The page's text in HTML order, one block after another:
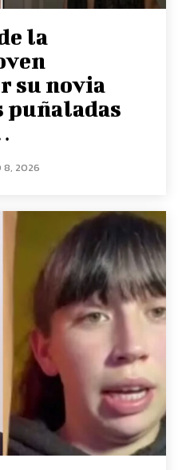
la
su novia
puñaladas
8, 2026